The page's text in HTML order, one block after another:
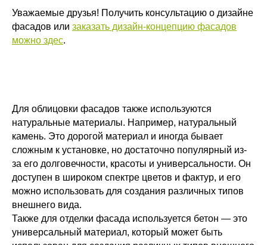
Уважаемые друзья! Получить консультацию о дизайне
фасадов или заказать дизайн-концепцию фасадов
можно здес.
Для облицовки фасадов также используются
натуральные материалы. Например, натуральный
камень. Это дорогой материал и иногда бывает
сложным к установке, но достаточно популярный из-
за его долговечности, красоты и универсальности. Он
доступен в широком спектре цветов и фактур, и его
можно использовать для создания различных типов
внешнего вида.
Также для отделки фасада используется бетон — это
универсальный материал, который может быть